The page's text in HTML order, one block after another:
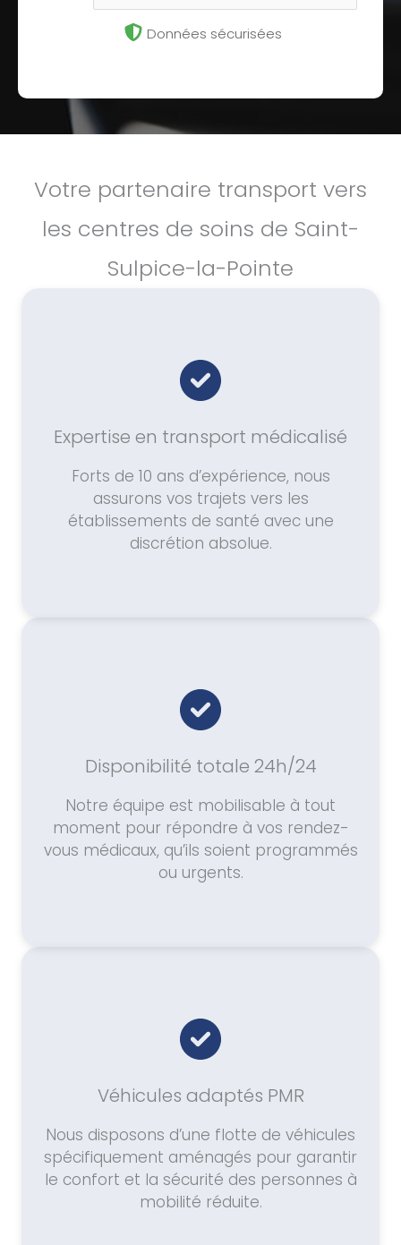
Données sécurisées
Votre partenaire transport vers
les centres de soins de Saint-
Sulpice-la-Pointe
Expertise en transport médicalisé
Forts de 10 ans d’expérience, nous
assurons vos trajets vers les
établissements de santé avec une
discrétion absolue.
Disponibilité totale 24h/24
Notre équipe est mobilisable à tout
moment pour répondre à vos rendez-
vous médicaux, qu’ils soient programmés
ou urgents.
Véhicules adaptés PMR
Nous disposons d’une flotte de véhicules
spécifiquement aménagés pour garantir
le confort et la sécurité des personnes à
mobilité réduite.